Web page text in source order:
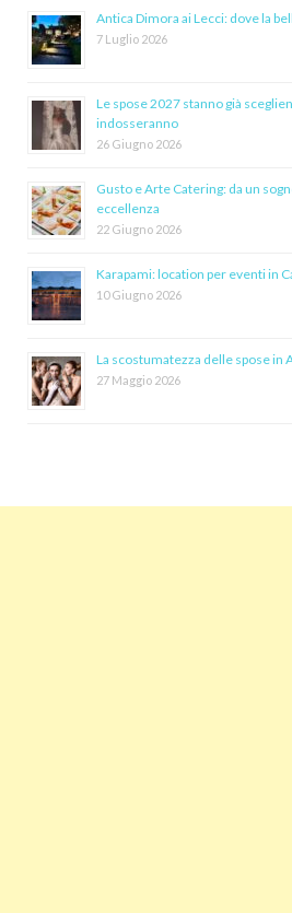
Antica Dimora ai Lecci: dove la
7 Luglio 2026
Le spose 2027 stanno già
indosseranno
26 Giugno 2026
Gusto e Arte Catering: da un
eccellenza
22 Giugno 2026
Karapami: location per eventi in
10 Giugno 2026
La scostumatezza delle spose in
27 Maggio 2026